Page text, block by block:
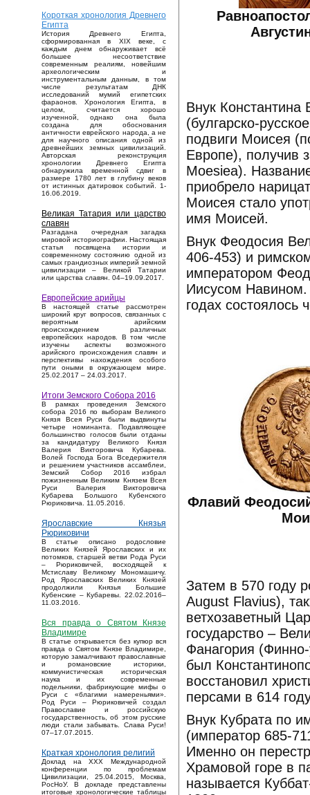
Короткая хронология Древнего
Египта
История Древнего Египта,
сформированная в XIX веке, с
каждым днем обнаруживает всё
большее несоответствие
современным реалиям, новейшим
археологическим и
инструментальным данным, в том
числе результатам ДНК
исследований мумий египетских
фараонов. Хронология Египта, в
целом, считается хорошо
изученной, однако она была
создана для обоснования
античности еврейского народа, а не
для научного описания одной из
древнейших земных цивилизаций.
Авторская реконструкция
хронологии Древнего Египта
обнаружила временной сдвиг в
размере 1780 лет в глубину веков
от истинных датировок событий. 1-
16.06.2019.
Великая Татария или царство
славян
Разгадана очередная загадка
мировой историографии. Настоящая
статья посвящена истории и
современному состоянию одной из
самых грандиозных империй земной
цивилизации – Великой Татарии
или царства славян. 04–19.09.2017.
Европейские арийцы
В настоящей статье рассмотрен
широкий круг вопросов, связанных с
вероятным арийским
происхождением различных
европейских народов. В том числе
изучены аспекты возможного
арийского происхождения славян и
перспективы нахождения особого
пути оными в окружающем мире.
25.02.2017 – 24.03.2017.
Итоги Земского Собора 2016
В рамках проведения Земского
собора 2016 по выборам Великого
Князя Всея Руси были выдвинуты
четыре номинанта. Подавляющее
большинство голосов были отданы
за кандидатуру Великого Князя
Валерия Викторовича Кубарева.
Волей Господа Бога Вседержителя
и решением участников ассамблеи,
Земский Собор 2016 избрал
пожизненным Великим Князем Всея
Руси Валерия Викторовича
Кубарева Большого Кубенского
Рюриковича. 11.05.2016.
Ярославские Князья
Рюриковичи
В статье описано родословие
Великих Князей Ярославских и их
потомков, старшей ветви Рода Руси
– Рюриковичей, восходящей к
Мстиславу Великому Мономашичу.
Род Ярославских Великих Князей
продолжили Князья Большие
Кубенские – Кубаревы. 22.02.2016–
11.03.2016.
Вся правда о Святом Князе
Владимире
В статье открывается без купюр вся
правда о Святом Князе Владимире,
которую замалчивают православные
и романовские историки,
коммунистическая историческая
наука и их современные
подельники, фабрикующие мифы о
Руси с «благими намереньями».
Род Руси – Рюриковичей создал
Православие и российскую
государственность, об этом русские
люди стали забывать. Слава Руси!
07–17.07.2015.
Краткая хронология религий
Доклад на XXX Международной
конференции по проблемам
Цивилизации, 25.04.2015, Москва,
РосНоУ. В докладе представлены
итоговые хронологические таблицы
Внук
(булгарско-
подвиги Моисея
Европе), получив
Moesiea).
приобрело
Моисея стало
имя Моисей.
Внук Феодосия
406-453) и
императором
Иисусом Навином.
годах состоялось
Флавий
Затем в 570 году
August Flavius),
ветхозаветный
государство –
Фанагория
был
восстановил
персами в 614
Внук Кубрата по
(император 685-
Именно он
Храмовой горе в
называется